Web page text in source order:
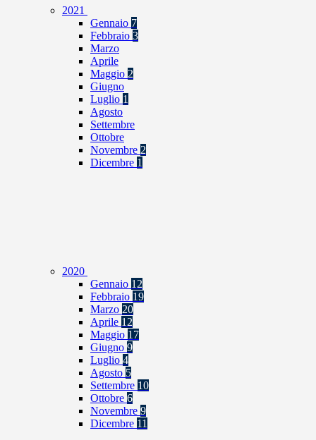
2021
Gennaio 7
Febbraio 3
Marzo
Aprile
Maggio 2
Giugno
Luglio 1
Agosto
Settembre
Ottobre
Novembre 2
Dicembre 1
2020
Gennaio 12
Febbraio 19
Marzo 20
Aprile 12
Maggio 17
Giugno 9
Luglio 4
Agosto 5
Settembre 10
Ottobre 6
Novembre 9
Dicembre 11